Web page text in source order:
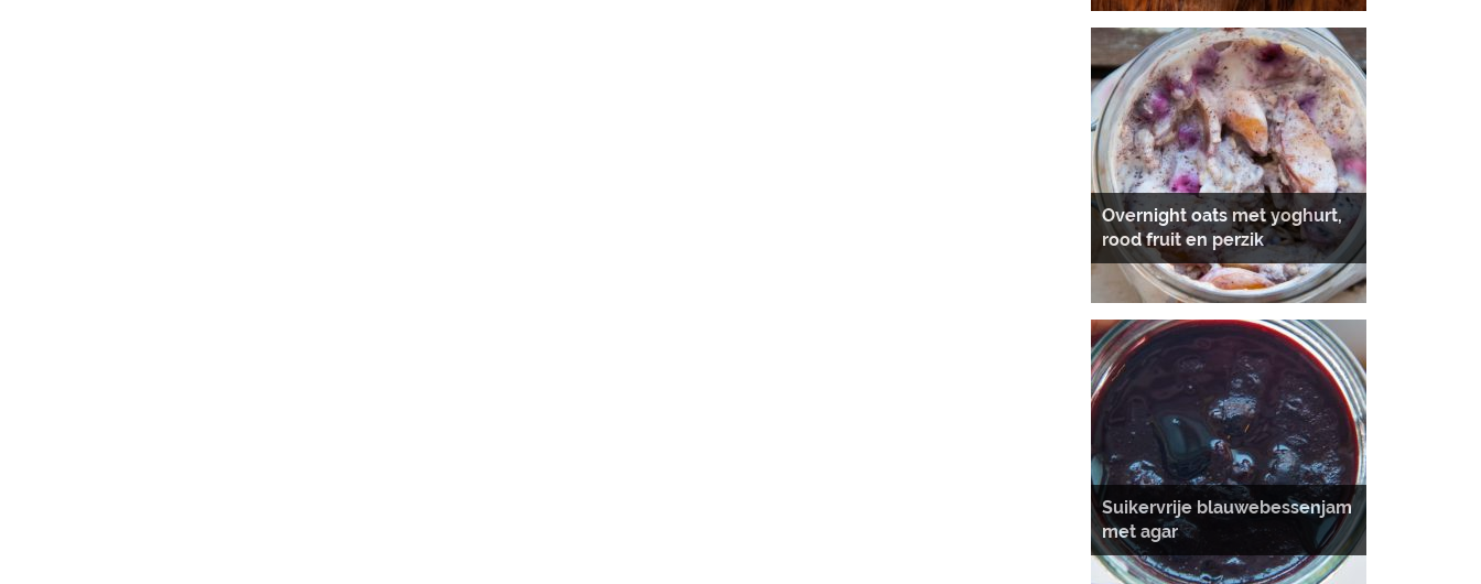
Overnight oats met yoghurt,
rood fruit en perzik
Suikervrije blauwebessenjam
met agar